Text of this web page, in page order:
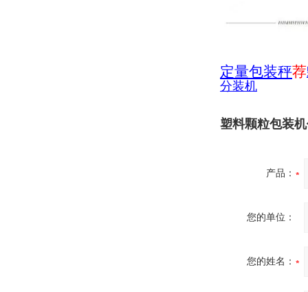
定量包装秤荐
分装机
塑料颗粒包装
产品：
您的单位：
您的姓名：